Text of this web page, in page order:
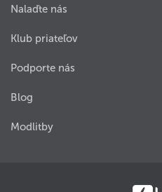
Nalaďte nás
Klub priateľov
Podporte nás
Blog
Modlitby